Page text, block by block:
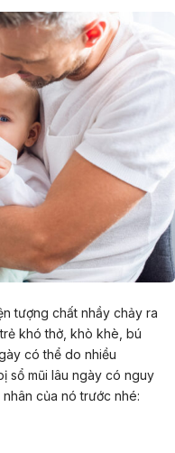
tượng chất nhầy chảy ra
khó thở, khò khè, bú
có thể do nhiều
sổ mũi lâu ngày có nguy
của nó trước nhé: